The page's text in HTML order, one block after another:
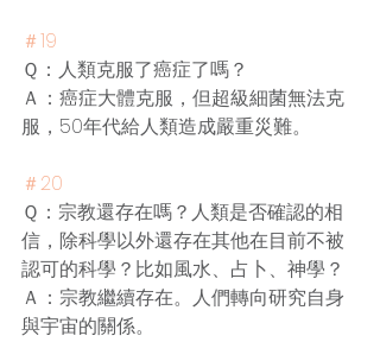
＃19
Ｑ：人類克服了癌症了嗎？
Ａ：癌症大體克服，但超級細菌無法克
服，50年代給人類造成嚴重災難。
＃20
Ｑ：宗教還存在嗎？人類是否確認的相
信，除科學以外還存在其他在目前不被
認可的科學？比如風水、占卜、神學？
Ａ：宗教繼續存在。人們轉向研究自身
與宇宙的關係。